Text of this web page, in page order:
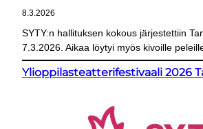
8.3.2026
SYTY:n hallituksen kokous järjestettiin
7.3.2026. Aikaa löytyi myös kivoille
Ylioppilasteatterifestivaali 2026